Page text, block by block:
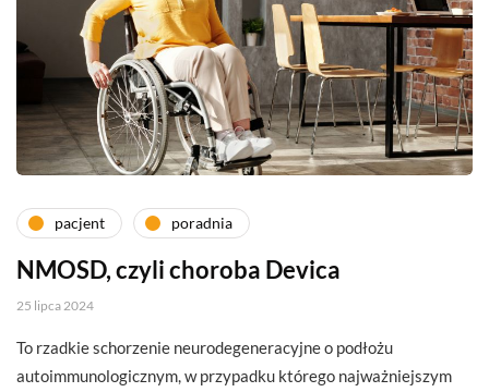
pacjent poradnia
NMOSD, czyli choroba Devica
25 lipca 2024
To rzadkie schorzenie neurodegeneracyjne o podłożu
autoimmunologicznym, w przypadku którego najważniejszym